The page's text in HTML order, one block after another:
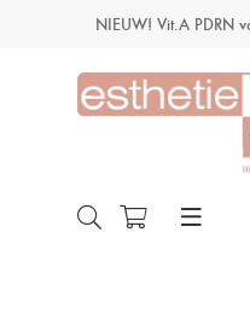
NIEUW! Vit.A PDRN